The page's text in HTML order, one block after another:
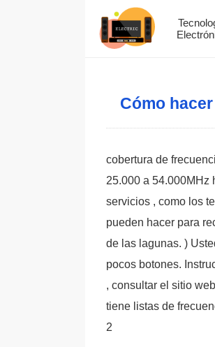
Cómo
cobertura de
25.000 a 54.000MHz
servicios , como los
pueden hacer para
de las lagunas. )
pocos botones.
, consultar el sitio
tiene listas de
2